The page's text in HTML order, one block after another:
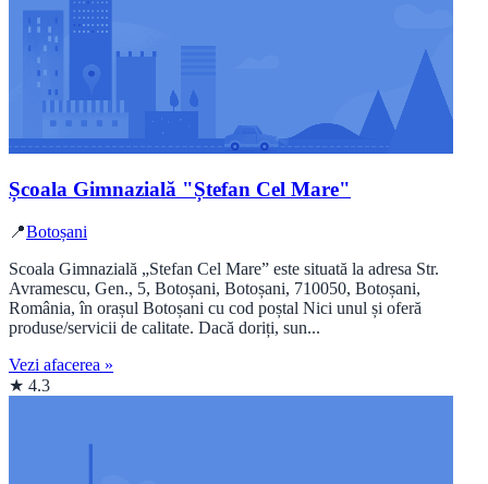
Școala Gimnazială "Ștefan Cel Mare"
📍Botoșani
Scoala Gimnazială „Stefan Cel Mare” este situată la adresa Str.
Avramescu, Gen., 5, Botoșani, Botoșani, 710050, Botoșani,
România, în orașul Botoșani cu cod poștal Nici unul și oferă
produse/servicii de calitate. Dacă doriți, sun...
Vezi afacerea »
★ 4.3